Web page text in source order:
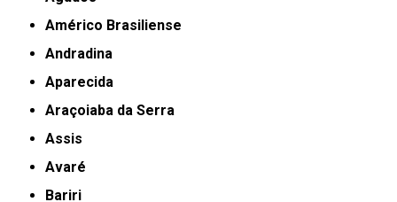
Américo Brasiliense
Andradina
Aparecida
Araçoiaba da Serra
Assis
Avaré
Bariri